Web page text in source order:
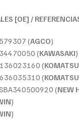
[OE] /
(AGCO)
(KAWASAKI)
(KOMATSU
(KOMATSU
(NEW
)
)